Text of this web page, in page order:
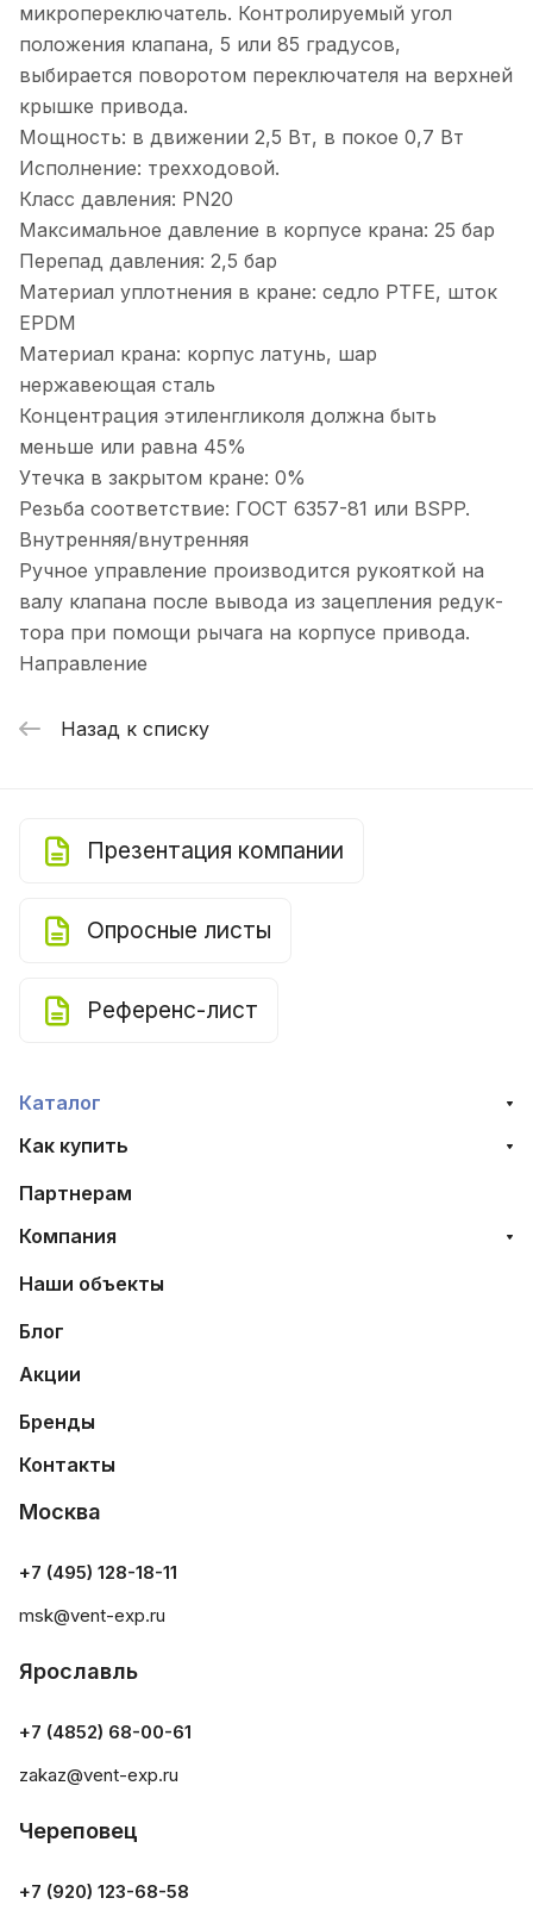
микропереключатель. Контролируемый угол
положения клапана, 5 или 85 градусов,
выбирается поворотом переключателя на верхней
крышке привода.
Мощность: в движении 2,5 Вт, в покое 0,7 Вт
Исполнение: трехходовой.
Класс давления: PN20
Максимальное давление в корпусе крана: 25 бар
Перепад давления: 2,5 бар
Материал уплотнения в кране: седло PTFE, шток
EPDM
Материал крана: корпус латунь, шар
нержавеющая сталь
Концентрация этиленгликоля должна быть
меньше или равна 45%
Утечка в закрытом кране: 0%
Резьба соответствие: ГОСТ 6357-81 или BSPP.
Внутренняя/внутренняя
Ручное управление производится рукояткой на
валу клапана после вывода из зацепления редук-
тора при помощи рычага на корпусе привода.
Направление
Назад к списку
Презентация компании
Опросные листы
Референс-лист
Каталог
Как купить
Партнерам
Компания
Наши объекты
Блог
Акции
Бренды
Контакты
Москва
+7 (495) 128-18-11
msk@vent-exp.ru
Ярославль
+7 (4852) 68-00-61
zakaz@vent-exp.ru
Череповец
+7 (920) 123-68-58